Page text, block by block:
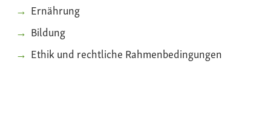
Ernährung
Bildung
Ethik und rechtliche Rahmenbedingungen